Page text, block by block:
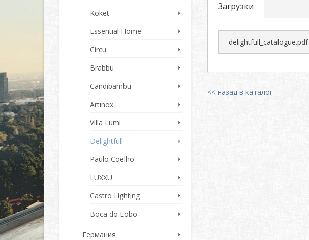
Загрузки
delightfull_catalogue.pdf
<< назад в каталог
Koket
Essential Home
Circu
Brabbu
Candibambu
Artinox
Villa Lumi
Delightfull
Paulo Coelho
LUXXU
Castro Lighting
Boca do Lobo
Германия